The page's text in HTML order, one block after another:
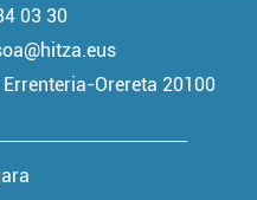
03 30
Orereta 20100